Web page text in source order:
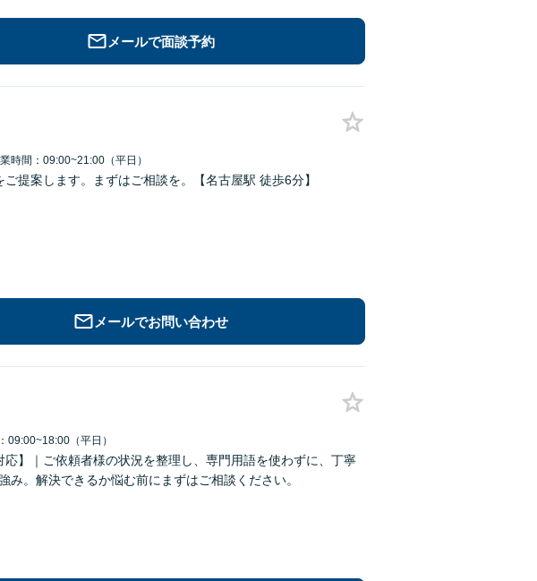
メールで面談予約
時間：09:00~21:00（平日）
提案します。まずはご相談を。【名古屋駅 徒歩6分】
メールでお問い合わせ
09:00~18:00（平日）
】｜ご依頼者様の状況を整理し、専門用語を使わずに、丁寧
。解決できるか悩む前にまずはご相談ください。